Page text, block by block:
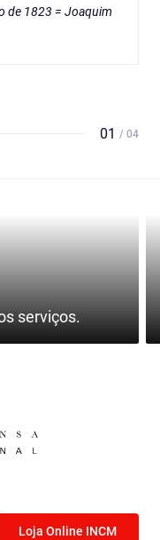
de 1823 = Joaquim
01 / 04
serviços.
Loja Online INCM